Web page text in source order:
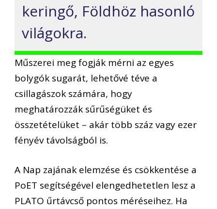
keringő, Földhöz hasonló
világokra.
Műszerei meg fogják mérni az egyes
bolygók sugarát, lehetővé téve a
csillagászok számára, hogy
meghatározzák sűrűségüket és
összetételüket – akár több száz vagy ezer
fényév távolságból is.
A Nap zajának elemzése és csökkentése a
PoET segítségével elengedhetetlen lesz a
PLATO űrtávcső pontos méréseihez. Ha